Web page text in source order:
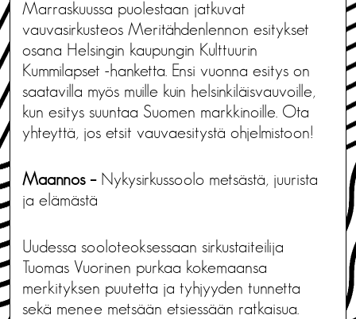
Marraskuussa puolestaan jatkuvat
vauvasirkusteos Meritähdenlennon esitykset
osana Helsingin kaupungin Kulttuurin
Kummilapset -hanketta. Ensi vuonna esitys on
saatavilla myös muille kuin helsinkiläisvauvoille,
kun esitys suuntaa Suomen markkinoille. Ota
yhteyttä, jos etsit vauvaesitystä ohjelmistoon!
Maannos – Nykysirkussoolo metsästä, juurista
ja elämästä
Uudessa sooloteoksessaan sirkustaiteilija
Tuomas Vuorinen purkaa kokemaansa
merkityksen puutetta ja tyhjyyden tunnetta
sekä menee metsään etsiessään ratkaisua.